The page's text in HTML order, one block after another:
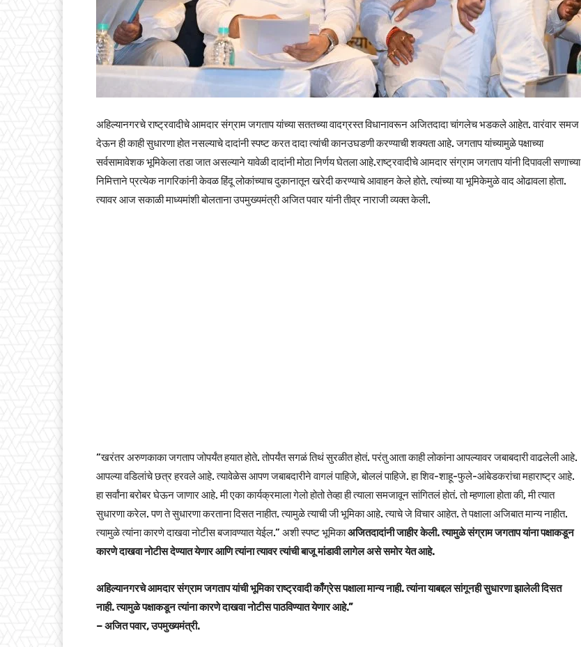
अहिल्यानगरचे राष्ट्रवादीचे आमदार संग्राम जगताप यांच्या सततच्या वादग्रस्त विधानावरून अजितदादा चांगलेच भडकले आहेत. वारंवार समज
देऊन ही काही सुधारणा होत नसल्याचे दादांनी स्पष्ट करत दादा त्यांची कानउघडणी करण्याची शक्यता आहे. जगताप यांच्यामुळे पक्षाच्या
सर्वसामावेशक भूमिकेला तडा जात असल्याने यावेळी दादांनी मोठा निर्णय घेतला आहे.राष्ट्रवादीचे आमदार संग्राम जगताप यांनी दिपावली सणाच्या
निमित्ताने प्रत्येक नागरिकांनी केवळ हिंदू लोकांच्याच दुकानातून खरेदी करण्याचे आवाहन केले होते. त्यांच्या या भूमिकेमुळे वाद ओढावला होता.
त्यावर आज सकाळी माध्यमांशी बोलताना उपमुख्यमंत्री अजित पवार यांनी तीव्र नाराजी व्यक्त केली.
“खरंतर अरुणकाका जगताप जोपर्यंत हयात होते. तोपर्यंत सगळं तिथं सुरळीत होतं. परंतु आता काही लोकांना आपल्यावर जबाबदारी वाढलेली आहे.
आपल्या वडिलांचे छत्र हरवले आहे. त्यावेळेस आपण जबाबदारीने वागलं पाहिजे, बोललं पाहिजे. हा शिव-शाहू-फुले-आंबेडकरांचा महाराष्ट्र आहे.
हा सर्वांना बरोबर घेऊन जाणार आहे. मी एका कार्यक्रमाला गेलो होतो तेव्हा ही त्याला समजावून सांगितलं होतं. तो म्हणाला होता की, मी त्यात
सुधारणा करेल. पण ते सुधारणा करताना दिसत नाहीत. त्यामुळे त्याची जी भूमिका आहे. त्याचे जे विचार आहेत. ते पक्षाला अजिबात मान्य नाहीत.
त्यामुळे त्यांना कारणे दाखवा नोटीस बजावण्यात येईल.” अशी स्पष्ट भूमिकाअजितदादांनी जाहीर केली. त्यामुळे संग्राम जगताप यांना पक्षाकडून
कारणे दाखवा नोटीस देण्यात येणार आणि त्यांना त्यावर त्यांची बाजू मांडावी लागेल असे समोर येत आहे.
अहिल्यानगरचे आमदार संग्राम जगताप यांची भूमिका राष्ट्रवादी काँग्रेस पक्षाला मान्य नाही. त्यांना याबद्दल सांगूनही सुधारणा झालेली दिसत
नाही. त्यामुळे पक्षाकडून त्यांना कारणे दाखवा नोटीस पाठविण्यात येणार आहे.”
– अजित पवार, उपमुख्यमंत्री.